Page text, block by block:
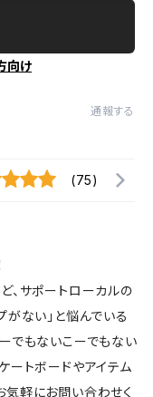
向け
通報する
(75)
、サポートローカルの
がない」と悩んでいる
でもないこーでもない
ートボードやアイテム
気軽にお問い合わせく